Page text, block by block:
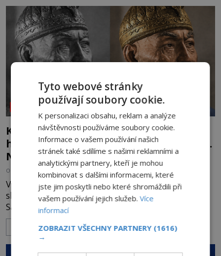
mezi vůdce protihusitského boje. Za manželku má
skutečně jistou
NEOBJASNĚNÉ UDÁLOSTI
Kletba Tamerlánovy hrobky: Otevřeli
hrob a za dva dny začala invaze do SSSR.
Náhoda, nebo varování?
OD HELENA STEJSKALOVÁ 4.8.2026 3.1TIS
V červnu 1941 sovětští vědci otevírají hrobku
slavného dobyvatele Tamerlána v uzbeckém
Samarkandu. O dva dny později nacistické
Německo zahajuje operaci Barbarossa a napadá
Sovětský svaz. Shoda dat je natolik zarážející, že se
rodí jedna z nejslavnějších „kleteb“ 20. století. Je
na legendě něco pravdy, nebo jde jen o fascinující
ZOBRAZIT VÍCE
Tyto webové stránky
používají soubory cookie.
K personalizaci obsahu, reklam a analýze
návštěvnosti používáme soubory cookie.
Informace o vašem používání našich
stránek také sdílíme s našimi reklamními a
analytickými partnery, kteří je mohou
kombinovat s dalšími informacemi, které
jste jim poskytli nebo které shromáždili při
vašem používání jejich služeb.Více
informací
ZOBRAZIT VŠECHNY PARTNERY (1616)
→